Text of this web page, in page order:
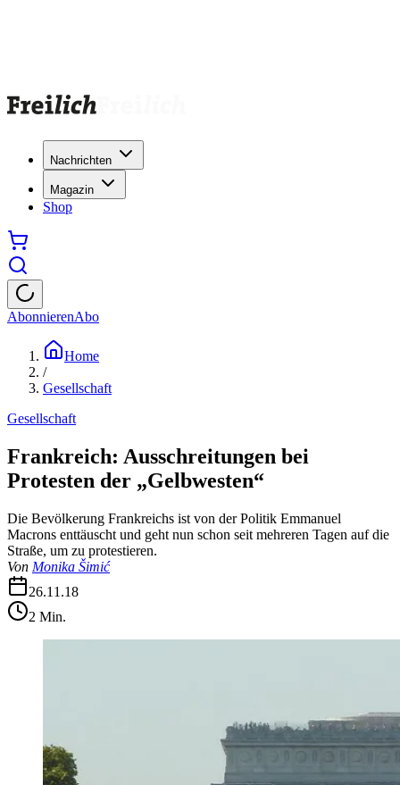
Nachrichten
Magazin
Shop
AbonnierenAbo
Home
/
Gesellschaft
Gesellschaft
Frankreich: Ausschreitungen bei
Protesten der „Gelbwesten“
Die Bevölkerung Frankreichs ist von der Politik Emmanuel
Macrons enttäuscht und geht nun schon seit mehreren Tagen auf die
Straße, um zu protestieren.
Von Monika Šimić
26.11.18
2 Min.